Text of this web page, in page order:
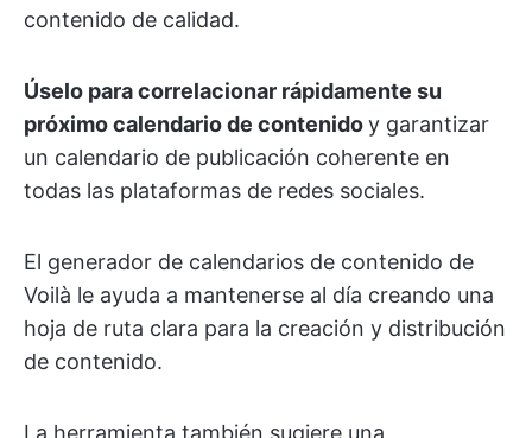
contenido de calidad.
Úselo para correlacionar rápidamente su
próximo calendario de contenidoy garantizar
un calendario de publicación coherente en
todas las plataformas de redes sociales.
El generador de calendarios de contenido de
Voilà le ayuda a mantenerse al día creando una
hoja de ruta clara para la creación y distribución
de contenido.
La herramienta también sugiere una